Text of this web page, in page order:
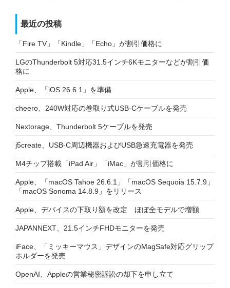
最近の投稿
「Fire TV」「Kindle」「Echo」が割引価格に
LGのThunderbolt 5対応31.5インチ6Kモニターなどが割引価
格に
Apple、「iOS 26.6.1」を準備
cheero、240W対応の巻取り式USB-Cケーブルを発売
Nextorage、Thunderbolt 5ケーブルを発売
j5create、USB-C周辺機器およびUSB急速充電器を発売
M4チップ搭載「iPad Air」「iMac」が割引価格に
Apple、「macOS Tahoe 26.6.1」「macOS Sequoia 15.7.9」
「macOS Sonoma 14.8.9」をリリース
Apple、デバイスの下取り額を改定 ほぼ全モデルで増額
JAPANNEXT、21.5インチFHDモニターを発売
iFace、「ミッキーマウス」デザインのMagSafe対応グリップ
ホルダーを発売
OpenAI、Appleの営業秘密訴訟の却下を申し立て